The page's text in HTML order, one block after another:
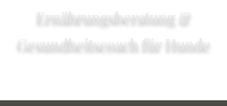
Ernährungsberatung &
Gesundheitscoach für Hunde